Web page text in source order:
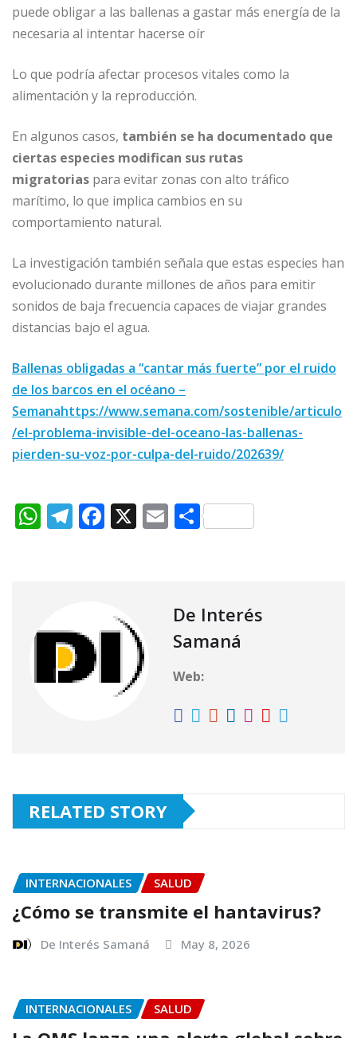
puede obligar a las ballenas a gastar más energía de la
necesaria al intentar hacerse oír
Lo que podría afectar procesos vitales como la
alimentación y la reproducción.
En algunos casos, también se ha documentado que
ciertas especies modifican sus rutas
migratorias para evitar zonas con alto tráfico
marítimo, lo que implica cambios en su
comportamiento natural.
La investigación también señala que estas especies han
evolucionado durante millones de años para emitir
sonidos de baja frecuencia capaces de viajar grandes
distancias bajo el agua.
Ballenas obligadas a “cantar más fuerte” por el ruido
de los barcos en el océano –
Semanahttps://www.semana.com/sostenible/articulo
/el-problema-invisible-del-oceano-las-ballenas-
pierden-su-voz-por-culpa-del-ruido/202639/
W
p
p
T
m
F
b
o
k
X E C
ar
ti
r
De Interés
Samaná
Web:
RELATED STORY
INTERNACIONALES SALUD
¿Cómo se transmite el hantavirus?
De Interés Samaná May 8, 2026
INTERNACIONALES SALUD